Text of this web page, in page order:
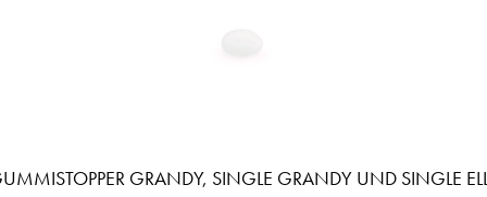
GRANDY, SINGLE GRANDY UND SINGLE